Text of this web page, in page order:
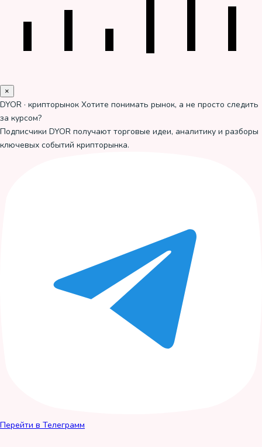
×
DYOR · крипторынок Хотите понимать рынок, а не просто следить
за курсом?
Подписчики DYOR получают торговые идеи, аналитику и разборы
ключевых событий крипторынка.
Перейти в Телеграмм